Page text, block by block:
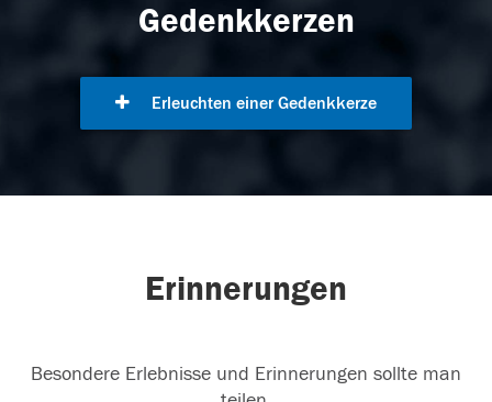
Gedenkkerzen
Erleuchten einer Gedenkkerze
Erinnerungen
Besondere Erlebnisse und Erinnerungen sollte man